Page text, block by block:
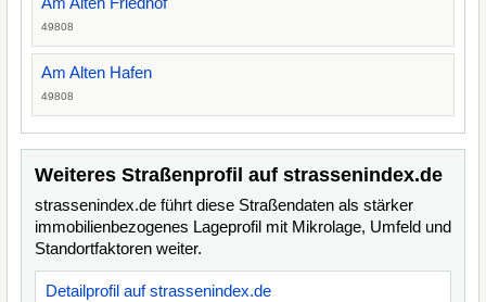
49808
Am Alten Hafen
49808
Weiteres Straßenprofil auf strassenindex.de
strassenindex.de führt diese Straßendaten als stärker
immobilienbezogenes Lageprofil mit Mikrolage, Umfeld und
Standortfaktoren weiter.
Detailprofil auf strassenindex.de